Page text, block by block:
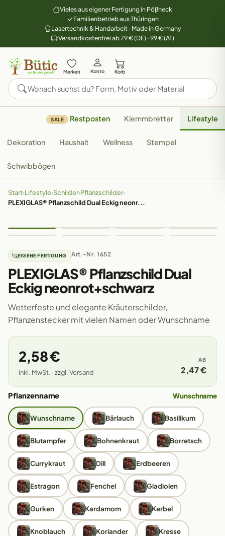
Vieles aus eigener Fertigung in Pößneck
Familienbetrieb aus Thüringen
Lasertechnik & Handarbeit · Made in Germany
Versandkostenfrei ab 79 € (DE) · 99 € (AT)
Merken Konto Korb
SALE Restposten Klemmbretter Lifestyle
Dekoration Haushalt Wellness Stempel
Schwibbögen
Start›Lifestyle›Schilder›Pflanzschilder›
PLEXIGLAS® Pflanzschild Dual Eckig neonr...
EIGENE FERTIGUNG Art.-Nr. 1652
PLEXIGLAS® Pflanzschild Dual
Eckig neonrot+schwarz
Wetterfeste und elegante Kräuterschilder,
Pflanzenstecker mit vielen Namen oder Wunschname
2,58 €
inkl. MwSt. · zzgl. Versand
AB
2,47 €
Pflanzenname Wunschname
Wunschname Bärlauch Basilikum
Blutampfer Bohnenkraut Borretsch
Currykraut Dill Erdbeeren
Estragon Fenchel Gladiolen
Gurken Kardamom Kerbel
Knoblauch Koriander Kresse